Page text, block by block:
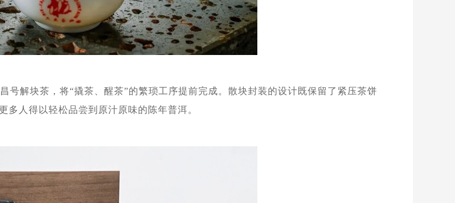
号解块茶，将“撬茶、醒茶”的繁琐工序提前完成。散块封装的设计既保留了紧压茶饼
多人得以轻松品尝到原汁原味的陈年普洱。